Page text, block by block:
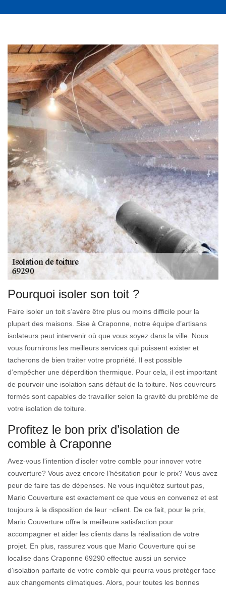
Pourquoi isoler son toit ?
Faire isoler un toit s’avère être plus ou moins difficile pour la
plupart des maisons. Sise à Craponne, notre équipe d’artisans
isolateurs peut intervenir où que vous soyez dans la ville. Nous
vous fournirons les meilleurs services qui puissent exister et
tacherons de bien traiter votre propriété. Il est possible
d’empêcher une déperdition thermique. Pour cela, il est important
de pourvoir une isolation sans défaut de la toiture. Nos couvreurs
formés sont capables de travailler selon la gravité du problème de
votre isolation de toiture.
Profitez le bon prix d’isolation de
comble à Craponne
Avez-vous l'intention d'isoler votre comble pour innover votre
couverture? Vous avez encore l’hésitation pour le prix? Vous avez
peur de faire tas de dépenses. Ne vous inquiétez surtout pas,
Mario Couverture est exactement ce que vous en convenez et est
toujours à la disposition de leur ¬client. De ce fait, pour le prix,
Mario Couverture offre la meilleure satisfaction pour
accompagner et aider les clients dans la réalisation de votre
projet. En plus, rassurez vous que Mario Couverture qui se
localise dans Craponne 69290 effectue aussi un service
d'isolation parfaite de votre comble qui pourra vous protéger face
aux changements climatiques. Alors, pour toutes les bonnes